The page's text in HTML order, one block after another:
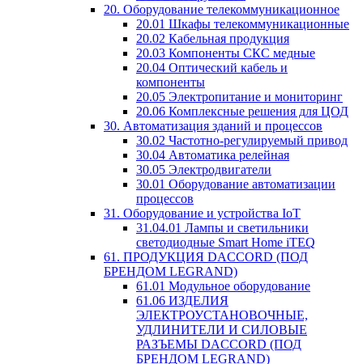
20. Оборудование телекоммуникационное
20.01 Шкафы телекоммуникационные
20.02 Кабельная продукция
20.03 Компоненты СКС медные
20.04 Оптический кабель и
компоненты
20.05 Электропитание и мониторинг
20.06 Комплексные решения для ЦОД
30. Автоматизация зданий и процессов
30.02 Частотно-регулируемый привод
30.04 Автоматика релейная
30.05 Электродвигатели
30.01 Оборудование автоматизации
процессов
31. Оборудование и устройства IoT
31.04.01 Лампы и светильники
светодиодные Smart Home iTEQ
61. ПРОДУКЦИЯ DACCORD (ПОД
БРЕНДОМ LEGRAND)
61.01 Модульное оборудование
61.06 ИЗДЕЛИЯ
ЭЛЕКТРОУСТАНОВОЧНЫЕ,
УДЛИНИТЕЛИ И СИЛОВЫЕ
РАЗЪЕМЫ DACCORD (ПОД
БРЕНДОМ LEGRAND)